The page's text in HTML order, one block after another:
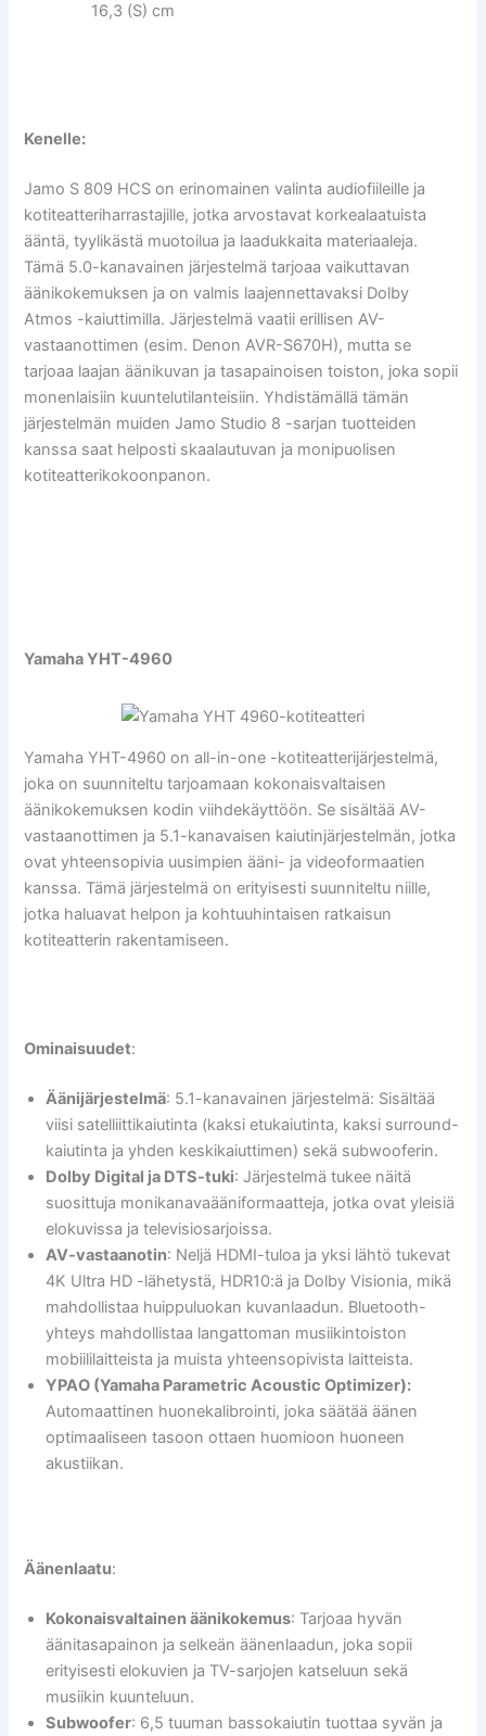
16,3 (S) cm
Kenelle:
Jamo S 809 HCS on erinomainen valinta audiofiileille ja
kotiteatteriharrastajille, jotka arvostavat korkealaatuista
ääntä, tyylikästä muotoilua ja laadukkaita materiaaleja.
Tämä 5.0-kanavainen järjestelmä tarjoaa vaikuttavan
äänikokemuksen ja on valmis laajennettavaksi Dolby
Atmos -kaiuttimilla. Järjestelmä vaatii erillisen AV-
vastaanottimen (esim. Denon AVR-S670H), mutta se
tarjoaa laajan äänikuvan ja tasapainoisen toiston, joka sopii
monenlaisiin kuuntelutilanteisiin. Yhdistämällä tämän
järjestelmän muiden Jamo Studio 8 -sarjan tuotteiden
kanssa saat helposti skaalautuvan ja monipuolisen
kotiteatterikokoonpanon.
Yamaha YHT-4960
Yamaha YHT-4960 on all-in-one -kotiteatterijärjestelmä,
joka on suunniteltu tarjoamaan kokonaisvaltaisen
äänikokemuksen kodin viihdekäyttöön. Se sisältää AV-
vastaanottimen ja 5.1-kanavaisen kaiutinjärjestelmän, jotka
ovat yhteensopivia uusimpien ääni- ja videoformaatien
kanssa. Tämä järjestelmä on erityisesti suunniteltu niille,
jotka haluavat helpon ja kohtuuhintaisen ratkaisun
kotiteatterin rakentamiseen.
Ominaisuudet:
Äänijärjestelmä: 5.1-kanavainen järjestelmä: Sisältää
viisi satelliittikaiutinta (kaksi etukaiutinta, kaksi surround-
kaiutinta ja yhden keskikaiuttimen) sekä subwooferin.
Dolby Digital ja DTS-tuki: Järjestelmä tukee näitä
suosittuja monikanavaääniformaatteja, jotka ovat yleisiä
elokuvissa ja televisiosarjoissa.
AV-vastaanotin: Neljä HDMI-tuloa ja yksi lähtö tukevat
4K Ultra HD -lähetystä, HDR10:ä ja Dolby Visionia, mikä
mahdollistaa huippuluokan kuvanlaadun. Bluetooth-
yhteys mahdollistaa langattoman musiikintoiston
mobiililaitteista ja muista yhteensopivista laitteista.
YPAO (Yamaha Parametric Acoustic Optimizer):
Automaattinen huonekalibrointi, joka säätää äänen
optimaaliseen tasoon ottaen huomioon huoneen
akustiikan.
Äänenlaatu:
Kokonaisvaltainen äänikokemus: Tarjoaa hyvän
äänitasapainon ja selkeän äänenlaadun, joka sopii
erityisesti elokuvien ja TV-sarjojen katseluun sekä
musiikin kuunteluun.
Subwoofer: 6,5 tuuman bassokaiutin tuottaa syvän ja